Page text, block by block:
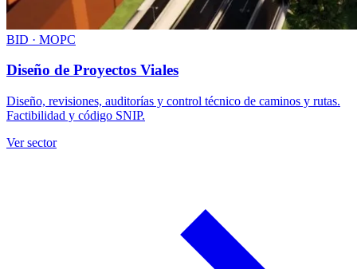
BID · MOPC
Diseño de Proyectos Viales
Diseño, revisiones, auditorías y control técnico de caminos y rutas.
Factibilidad y código SNIP.
Ver sector